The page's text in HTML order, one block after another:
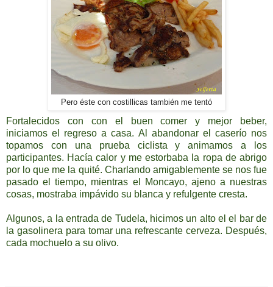
Pero éste con costillicas también me tentó
Fortalecidos con con el buen comer y mejor beber,
iniciamos el regreso a casa. Al abandonar el caserío nos
topamos con una prueba ciclista y animamos a los
participantes. Hacía calor y me estorbaba la ropa de abrigo
por lo que me la quité. Charlando amigablemente se nos fue
pasado el tiempo, mientras el Moncayo, ajeno a nuestras
cosas, mostraba impávido su blanca y refulgente cresta.
Algunos, a la entrada de Tudela, hicimos un alto el el bar de
la gasolinera para tomar una refrescante cerveza. Después,
cada mochuelo a su olivo.